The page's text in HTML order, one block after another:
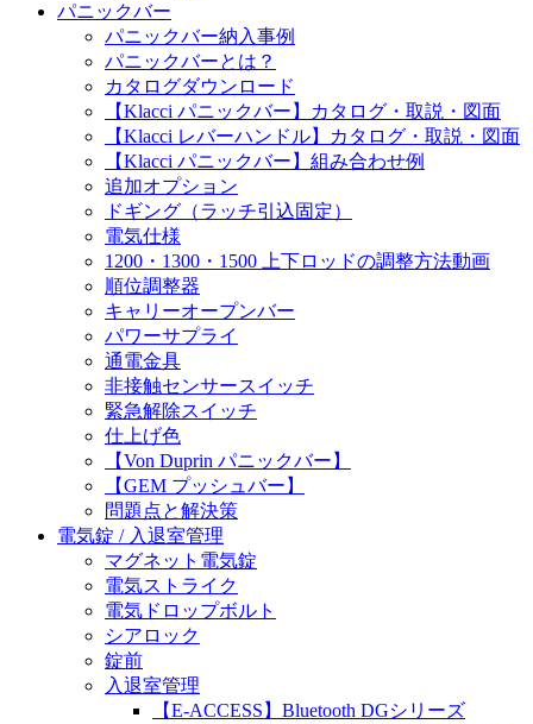
パニックバー
パニックバー納入事例
パニックバーとは？
カタログダウンロード
【Klacci パニックバー】カタログ・取説・図面
【Klacci レバーハンドル】カタログ・取説・図面
【Klacci パニックバー】組み合わせ例
追加オプション
ドギング（ラッチ引込固定）
電気仕様
1200・1300・1500 上下ロッドの調整方法動画
順位調整器
キャリーオープンバー
パワーサプライ
通電金具
非接触センサースイッチ
緊急解除スイッチ
仕上げ色
【Von Duprin パニックバー】
【GEM プッシュバー】
問題点と解決策
電気錠 / 入退室管理
マグネット電気錠
電気ストライク
電気ドロップボルト
シアロック
錠前
入退室管理
【E-ACCESS】Bluetooth DGシリーズ